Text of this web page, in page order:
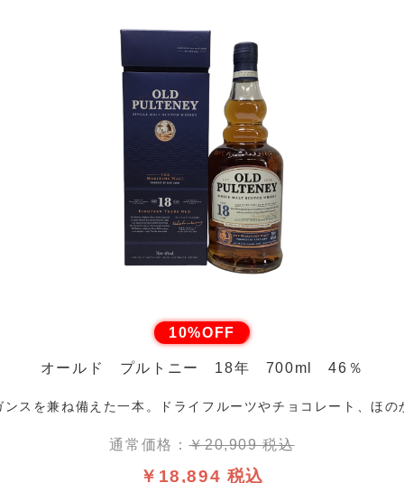
10%OFF
オールド プルトニー 18年 700ml 46％
スを兼ね備えた一本。ドライフルーツやチョコレート、ほの
通常価格：￥20,909 税込
￥18,894 税込